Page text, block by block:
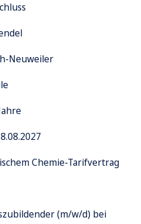
Neuweiler
Chemie-Tarifvertrag
(m/w/d) bei